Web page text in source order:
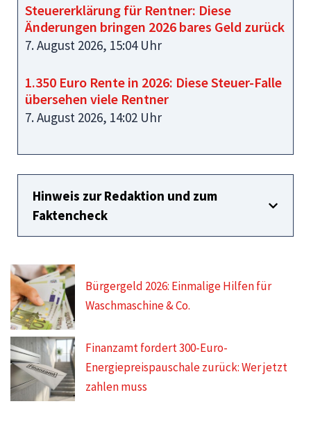
Steuererklärung für Rentner: Diese
Änderungen bringen 2026 bares Geld zurück
7. August 2026, 15:04 Uhr
1.350 Euro Rente in 2026: Diese Steuer-Falle
übersehen viele Rentner
7. August 2026, 14:02 Uhr
Hinweis zur Redaktion und zum
Faktencheck
Bürgergeld 2026: Einmalige Hilfen für
Waschmaschine & Co.
Finanzamt fordert 300-Euro-
Energiepreispauschale zurück: Wer jetzt
zahlen muss